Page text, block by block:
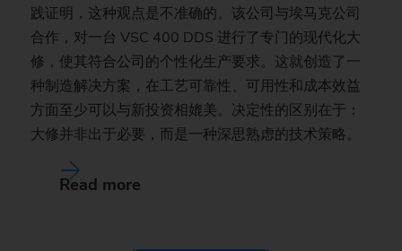
践证明，这种观点是不准确的。该公司与埃马克公司
合作，对一台 VSC 400 DDS 进行了专门的现代化大
修，使其符合公司的个性化生产要求。这就创造了一
种制造解决方案，在工艺可靠性、可用性和成本效益
方面至少可以与新投资相媲美。决定性的区别在于：
大修并非出于必要，而是一种深思熟虑的技术策略。
Read more